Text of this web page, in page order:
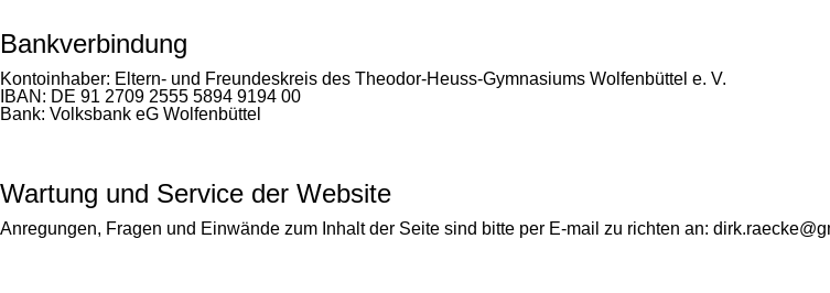
Bankverbindung
Kontoinhaber: Eltern- und Freundeskreis des Theodor-Heuss-Gymnasiums Wolfenbüttel e. V.
IBAN: DE 91 2709 2555 5894 9194 00
Bank: Volksbank eG Wolfenbüttel
Wartung und Service der Website
Anregungen, Fragen und Einwände zum Inhalt der Seite sind bitte per E-mail zu richten an: